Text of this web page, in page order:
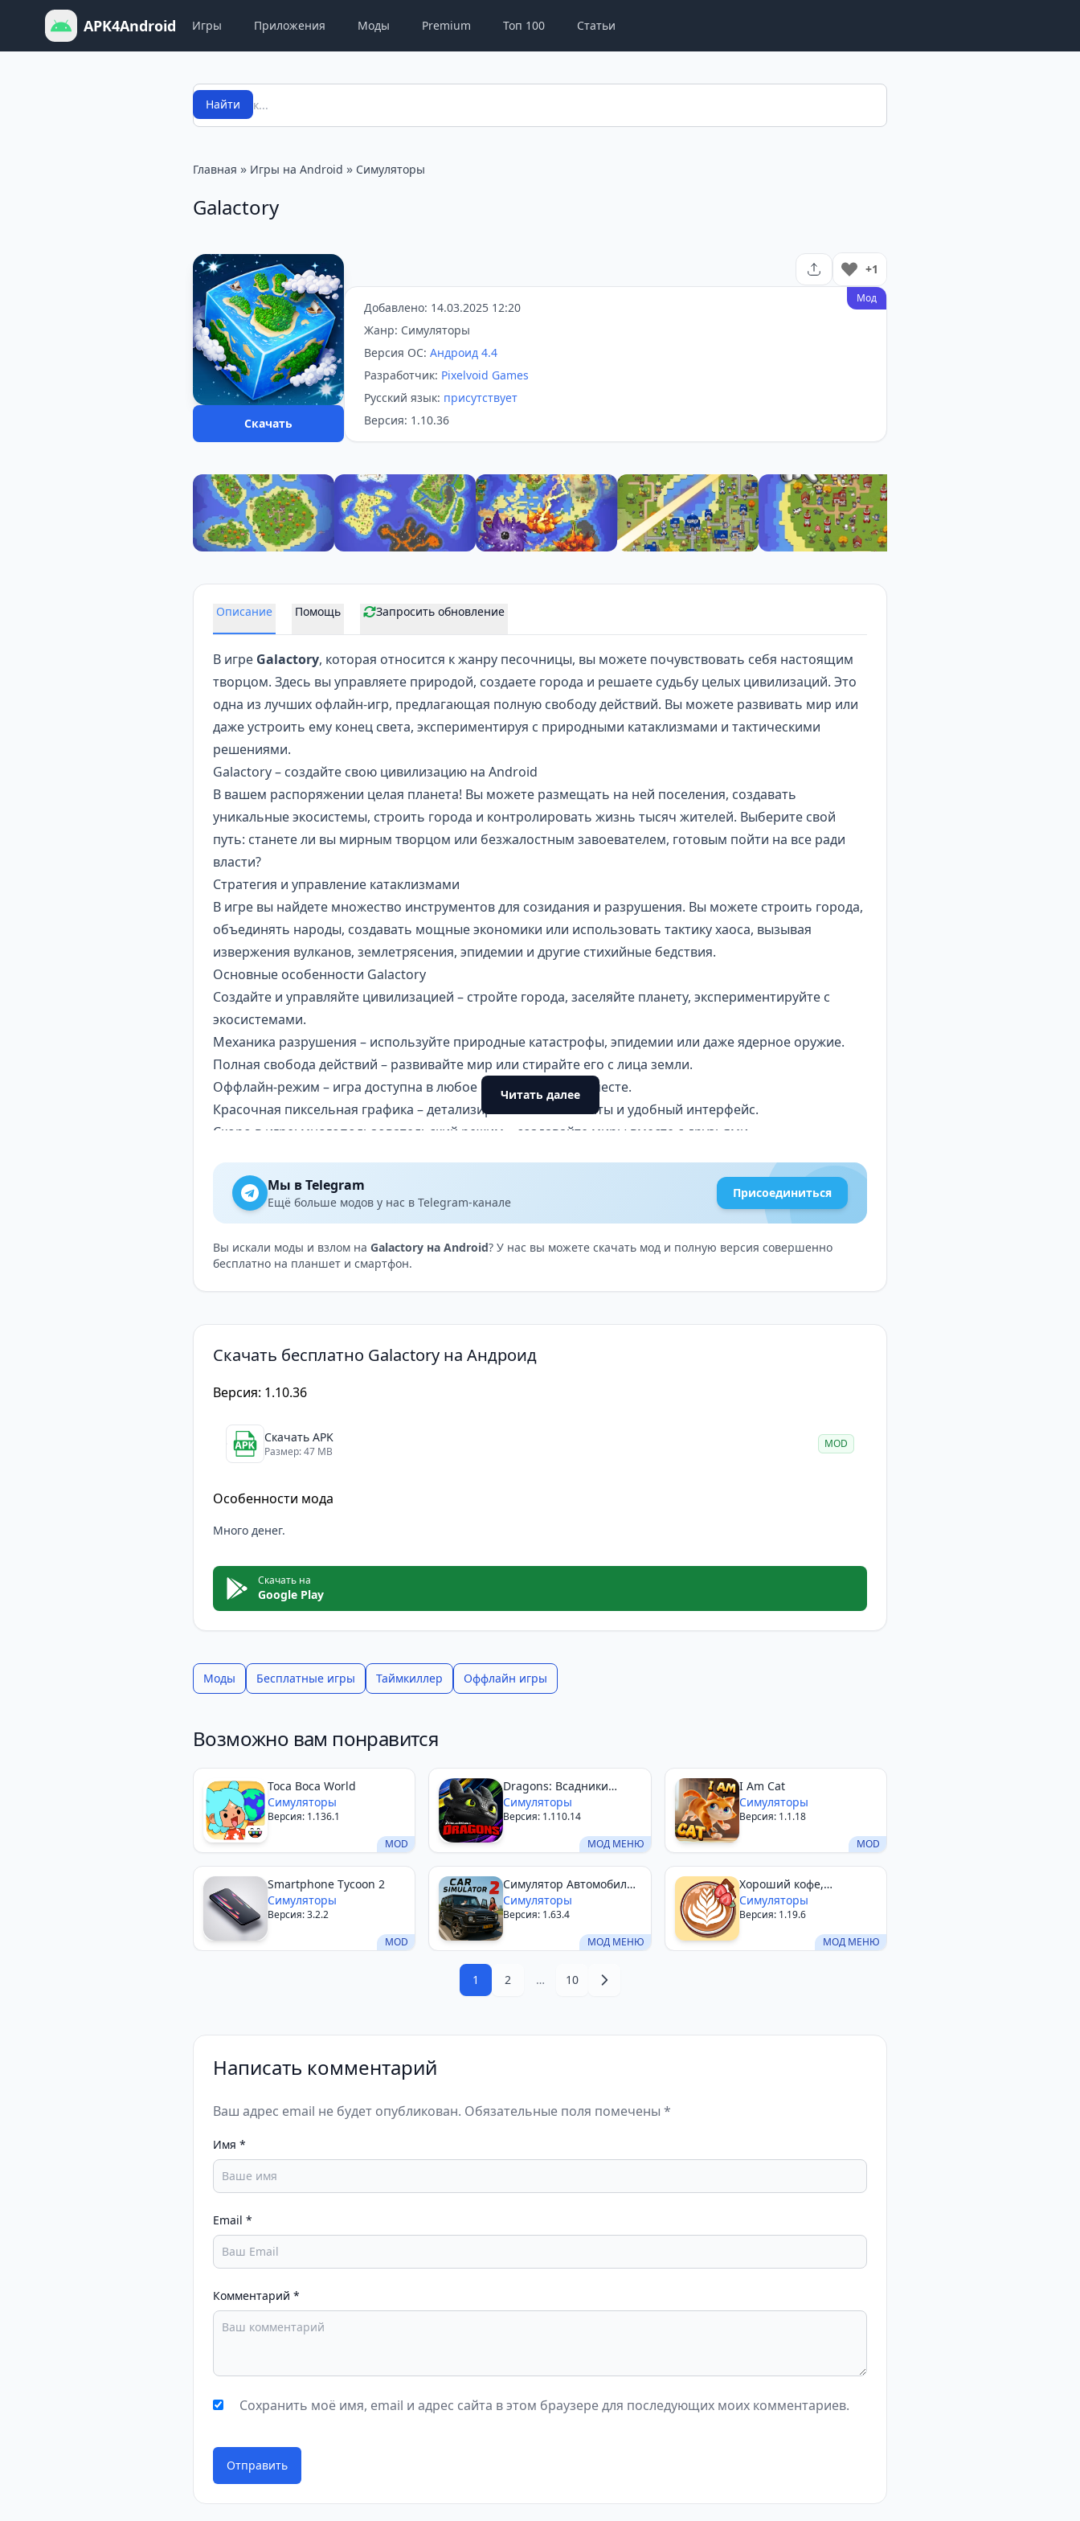
APK4Android Игры Приложения Моды Premium Топ 100 Статьи
Поиск
Найти
Главная » Игры на Android » Симуляторы
Galactory
Скачать
+1
Мод
Добавлено: 14.03.2025 12:20
Жанр: Симуляторы
Версия ОС: Андроид 4.4
Разработчик: Pixelvoid Games
Русский язык: присутствует
Версия: 1.10.36
Описание Помощь Запросить обновление
В игре Galactory, которая относится к жанру песочницы, вы можете почувствовать себя настоящим
творцом. Здесь вы управляете природой, создаете города и решаете судьбу целых цивилизаций. Это
одна из лучших офлайн-игр, предлагающая полную свободу действий. Вы можете развивать мир или
даже устроить ему конец света, экспериментируя с природными катаклизмами и тактическими
решениями.
Galactory – создайте свою цивилизацию на Android
В вашем распоряжении целая планета! Вы можете размещать на ней поселения, создавать
уникальные экосистемы, строить города и контролировать жизнь тысяч жителей. Выберите свой
путь: станете ли вы мирным творцом или безжалостным завоевателем, готовым пойти на все ради
власти?
Стратегия и управление катаклизмами
В игре вы найдете множество инструментов для созидания и разрушения. Вы можете строить города,
объединять народы, создавать мощные экономики или использовать тактику хаоса, вызывая
извержения вулканов, землетрясения, эпидемии и другие стихийные бедствия.
Основные особенности Galactory
Создайте и управляйте цивилизацией – стройте города, заселяйте планету, экспериментируйте с
экосистемами.
Механика разрушения – используйте природные катастрофы, эпидемии или даже ядерное оружие.
Полная свобода действий – развивайте мир или стирайте его с лица земли.
Оффлайн-режим – игра доступна в любое время и в любом месте.
Красочная пиксельная графика – детализированные элементы и удобный интерфейс.
Скоро в игре: многопользовательский режим – создавайте миры вместе с друзьями.
Читать далее
Мы в Telegram
Ещё больше модов у нас в Telegram-канале
Присоединиться
Вы искали моды и взлом на Galactory на Android? У нас вы можете скачать мод и полную версия совершенно
бесплатно на планшет и смартфон.
Скачать бесплатно Galactory на Андроид
Версия: 1.10.36
Скачать APK
Размер: 47 MB
MOD
Особенности мода
Много денег.
Скачать на
Google Play
Моды Бесплатные игры Таймкиллер Оффлайн игры
Возможно вам понравится
MOD
Toca Boca World
Симуляторы
Версия: 1.136.1
МОД МЕНЮ
Dragons: Всадники
Олуха
Симуляторы
Версия: 1.110.14
MOD
I Am Cat
Симуляторы
Версия: 1.1.18
MOD
Smartphone Tycoon 2
Симуляторы
Версия: 3.2.2
МОД МЕНЮ
Симулятор Автомобиля
2
Симуляторы
Версия: 1.63.4
МОД МЕНЮ
Хороший кофе,
отличный кофе
Симуляторы
Версия: 1.19.6
1 2 … 10
Написать комментарий
Ваш адрес email не будет опубликован. Обязательные поля помечены *
Имя *
Email *
Комментарий *
Сохранить моё имя, email и адрес сайта в этом браузере для последующих моих комментариев.
Отправить